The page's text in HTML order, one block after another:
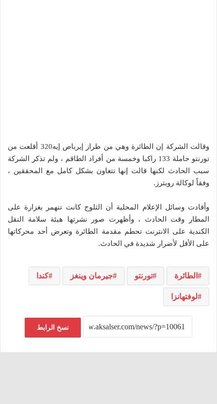
وقالت الشركة إن الطائرة وهي من طراز إيرباص إيه320 أقلعت من
تورنتو حاملة 133 راكبا وخمسة من أفراد الطاقم ، ولم تذكر الشركة
سبب الحادث لكنها قالت إنها تتعاون بشكل كامل مع المحققين ،
وفقاً لوكالة رويترز.
وأفادت وسائل الإعلام المحلية أن الثلوج كانت تنهمر بغزارة على
المطار وقت الحادث ، وأظهرت صور نشرتها هيئة سلامة النقل
الكندية على الانترنت تحطم مقدمة الطائرة وتعرض أحد محركاتها
على الأقل لأضرار شديدة في الحادث.
الطائرة تورنتو جيرمان وينغز كندا
لوفتهانزا
نسخ الرابط